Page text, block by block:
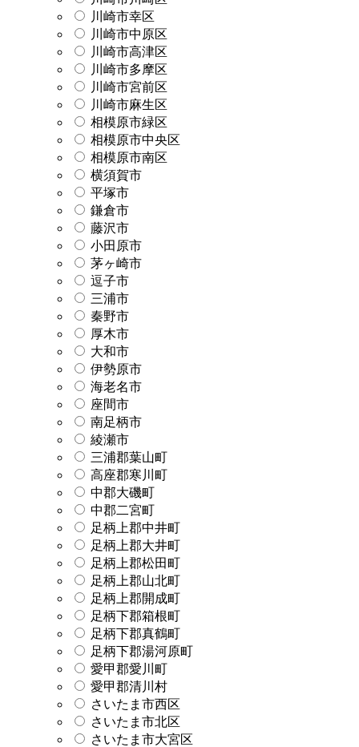
川崎市幸区
川崎市中原区
川崎市高津区
川崎市多摩区
川崎市宮前区
川崎市麻生区
相模原市緑区
相模原市中央区
相模原市南区
横須賀市
平塚市
鎌倉市
藤沢市
小田原市
茅ヶ崎市
逗子市
三浦市
秦野市
厚木市
大和市
伊勢原市
海老名市
座間市
南足柄市
綾瀬市
三浦郡葉山町
高座郡寒川町
中郡大磯町
中郡二宮町
足柄上郡中井町
足柄上郡大井町
足柄上郡松田町
足柄上郡山北町
足柄上郡開成町
足柄下郡箱根町
足柄下郡真鶴町
足柄下郡湯河原町
愛甲郡愛川町
愛甲郡清川村
さいたま市西区
さいたま市北区
さいたま市大宮区